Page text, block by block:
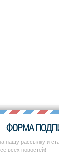
ФОРМА
нашу рассылку и
всех новостей!